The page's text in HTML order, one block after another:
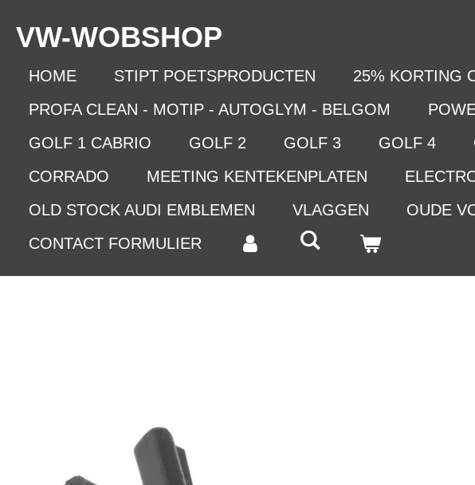
direct
VW-WOBSHOP
HOME STIPT POETSPRODUCTEN
25% KORTING
PROFA CLEAN - MOTIP - AUTOGLYM - BELGOM
GOLF 1 CABRIO
GOLF 2 GOLF 3 GOLF 4
CORRADO
MEETING KENTEKENPLATEN
OLD STOCK AUDI EMBLEMEN
VLAGGEN OUDE
CONTACT FORMULIER